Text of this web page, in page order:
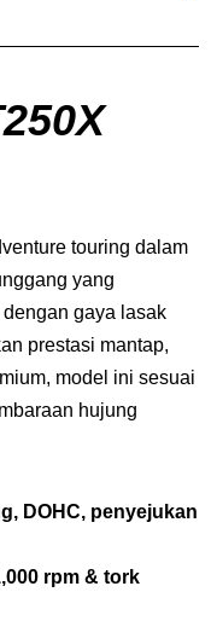
touring dalam
yang
gaya lasak
prestasi mantap,
model ini sesuai
hujung
DOHC, penyejukan
rpm & tork